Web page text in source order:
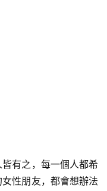
有之，每一個人都希
性朋友，都會想辦法